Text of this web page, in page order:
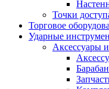
Точки
Торговое
Ударные
Аксессуары